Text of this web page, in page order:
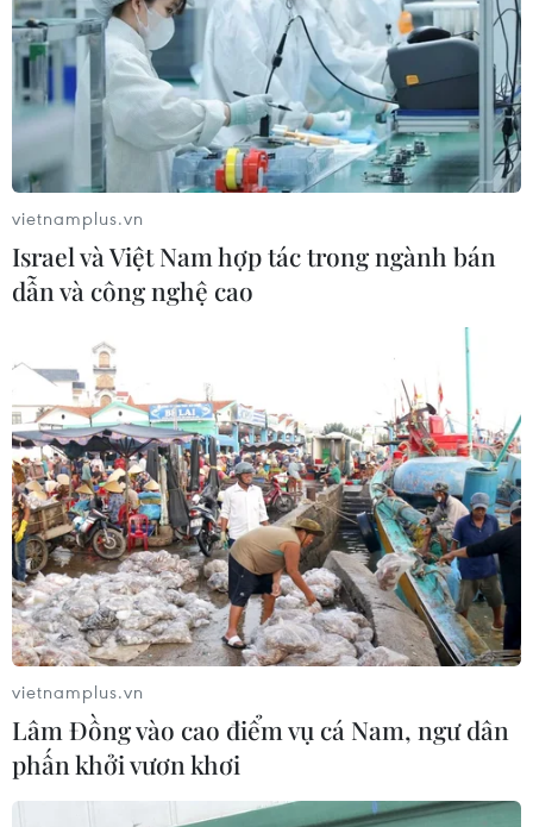
vietnamplus.vn
Israel và Việt Nam hợp tác trong ngành bán
dẫn và công nghệ cao
vietnamplus.vn
Lâm Đồng vào cao điểm vụ cá Nam, ngư dân
phấn khởi vươn khơi